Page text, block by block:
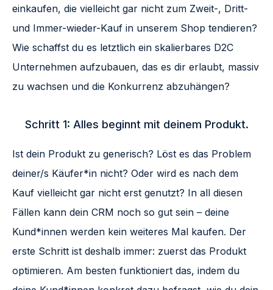
einkaufen, die vielleicht gar nicht zum Zweit-, Dritt-
und Immer-wieder-Kauf in unserem Shop tendieren?
Wie schaffst du es letztlich ein skalierbares D2C
Unternehmen aufzubauen, das es dir erlaubt, massiv
zu wachsen und die Konkurrenz abzuhängen?
Schritt 1: Alles beginnt mit deinem Produkt.
Ist dein Produkt zu generisch? Löst es das Problem
deiner/s Käufer*in nicht? Oder wird es nach dem
Kauf vielleicht gar nicht erst genutzt? In all diesen
Fällen kann dein CRM noch so gut sein – deine
Kund*innen werden kein weiteres Mal kaufen. Der
erste Schritt ist deshalb immer: zuerst das Produkt
optimieren. Am besten funktioniert das, indem du